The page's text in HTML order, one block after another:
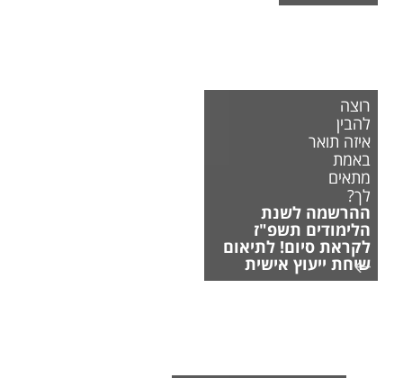
רוצה
להבין
איזה תואר
באמת
מתאים
לך?
ההרשמה לשנת
הלימודים תשפ"ז
לקראת סיום! לתיאום
שיחת ייעוץ אישית